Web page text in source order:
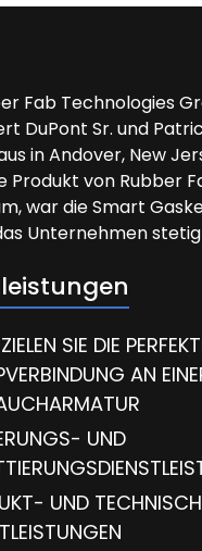
Fab Technologies
DuPont Sr. und
in Andover, New
Produkt von Rubber
war die Smart
Unternehmen
SIE DIE
AN
UND
UND